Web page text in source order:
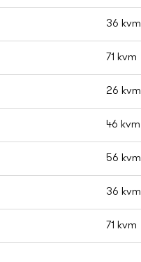
36 kvm
71 kvm
26 kvm
46 kvm
56 kvm
36 kvm
71 kvm